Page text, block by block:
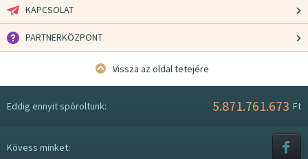
KAPCSOLAT
PARTNERKÖZPONT
Vissza az oldal tetejére
Eddig ennyit spóroltunk: 5.871.761.673 Ft
Kövess minket: